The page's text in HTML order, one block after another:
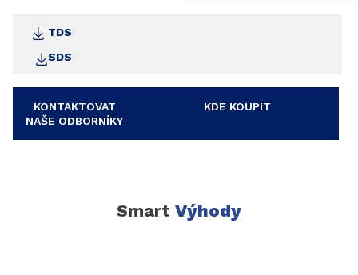
TDS
SDS
KONTAKTOVAT
NAŠE ODBORNÍKY
KDE KOUPIT
Smart Výhody